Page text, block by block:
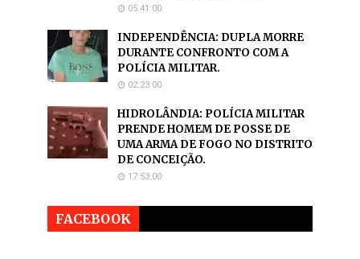
05:41:00
INDEPENDÊNCIA: DUPLA MORRE
DURANTE CONFRONTO COM A
POLÍCIA MILITAR.
02:23:00
HIDROLÂNDIA: POLÍCIA MILITAR
PRENDE HOMEM DE POSSE DE
UMA ARMA DE FOGO NO DISTRITO
DE CONCEIÇÃO.
17:53:00
FACEBOOK